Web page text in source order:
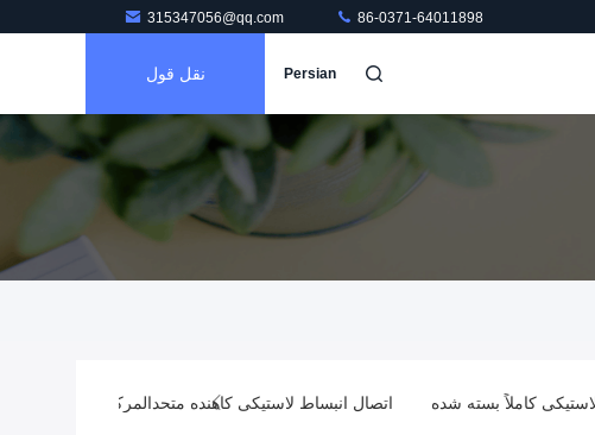
315347056@qq.com 86-0371-64011898
Persian نقل قول
کاملاً بسته شده اتصال انبساط لاستیکی کاهنده متحدالمرکز